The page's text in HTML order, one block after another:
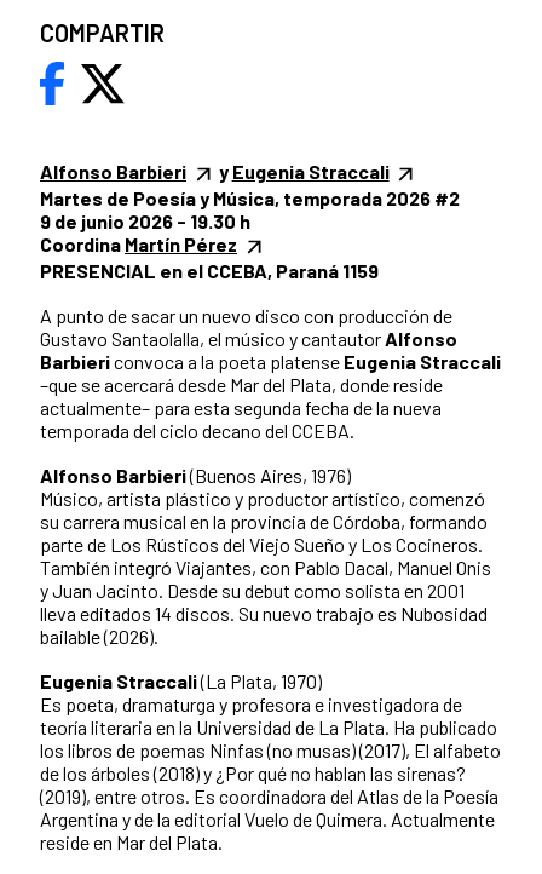
Alfonso Barbieri y Eugenia Straccali
Martes de Poesía y Música, temporada 2026 #2
9 de junio 2026 - 19.30 h
Coordina Martín Pérez
PRESENCIAL en el CCEBA, Paraná 1159
A punto de sacar un nuevo disco con producción de
Gustavo Santaolalla, el músico y cantautorAlfonso
Barbiericonvoca a la poeta platense Eugenia Straccali
–que se acercará desde Mar del Plata, donde reside
actualmente– para esta segunda fecha de la nueva
temporada del ciclo decano del CCEBA.
Alfonso Barbieri(Buenos Aires, 1976)
Músico, artista plástico y productor artístico, comenzó
su carrera musical en la provincia de Córdoba, formando
parte de Los Rústicos del Viejo Sueño y Los Cocineros.
También integró Viajantes, con Pablo Dacal, Manuel Onis
y Juan Jacinto. Desde su debut como solista en 2001
lleva editados 14 discos. Su nuevo trabajo es Nubosidad
bailable (2026).
Eugenia Straccali(La Plata, 1970)
Es poeta, dramaturga y profesora e investigadora de
teoría literaria en la Universidad de La Plata. Ha publicado
los libros de poemas Ninfas (no musas) (2017), El alfabeto
de los árboles (2018) y ¿Por qué no hablan las sirenas?
(2019), entre otros. Es coordinadora del Atlas de la Poesía
Argentina y de la editorial Vuelo de Quimera. Actualmente
reside en Mar del Plata.
COMPARTIR